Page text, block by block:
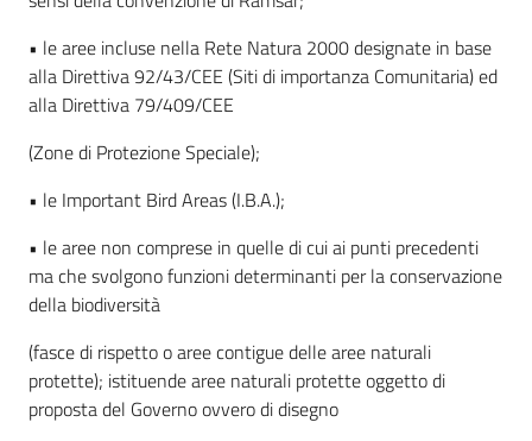
• le aree incluse nella Rete Natura 2000 designate in base
alla Direttiva 92/43/CEE (Siti di importanza Comunitaria) ed
alla Direttiva 79/409/CEE
(Zone di Protezione Speciale);
• le Important Bird Areas (I.B.A.);
• le aree non comprese in quelle di cui ai punti precedenti
ma che svolgono funzioni determinanti per la conservazione
della biodiversità
(fasce di rispetto o aree contigue delle aree naturali
protette); istituende aree naturali protette oggetto di
proposta del Governo ovvero di disegno